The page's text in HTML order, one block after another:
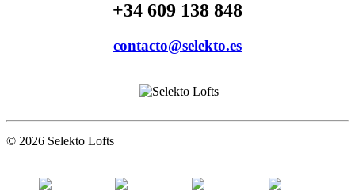
+34 609 138 848
contacto@selekto.es
© 2026 Selekto Lofts